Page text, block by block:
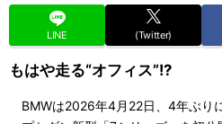
LINE (Twitter)
もはや走る“オフィス”!?
BMWは2026年4月22日、4年ぶり